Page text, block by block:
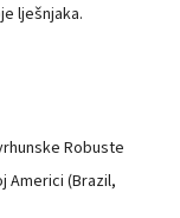
lješnjaka.
Robuste
Americi (Brazil,